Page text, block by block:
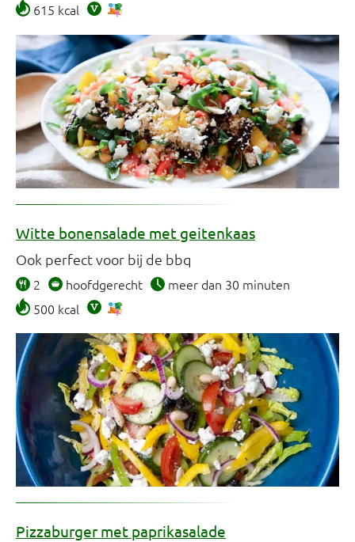
615 kcal
Witte bonensalade met geitenkaas
Ook perfect voor bij de bbq
2 hoofdgerecht
meer dan 30 minuten
500 kcal
Pizzaburger met paprikasalade